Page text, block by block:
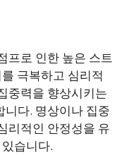
프로 인한 높은 스트
극복하고 심리적
중력을 향상시키는
니다. 명상이나 집중
리적인 안정성을 유
습니다.